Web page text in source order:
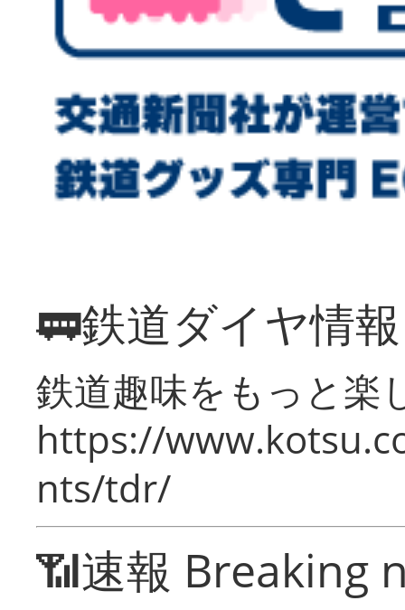
🚃鉄道ダイヤ情
鉄道趣味をもっと楽
https://
nts/tdr/
📶速報 Breaking